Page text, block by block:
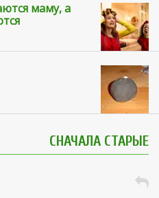
маму, а
СНАЧАЛА СТАРЫЕ